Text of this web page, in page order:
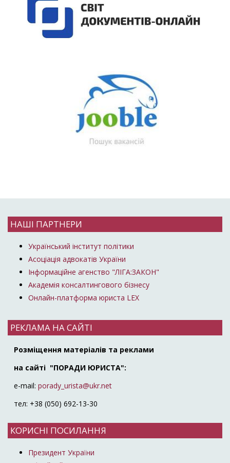
НАШІ ПАРТНЕРИ
Український інститут політики
Асоціація адвокатів України
Інформаційне агенство "ЛІГА:ЗАКОН"
Академія консалтингового бізнесу
Онлайн-платформа юриста LEX
РЕКЛАМА НА САЙТІ
Розміщення матеріалів та реклами
на сайті "ПОРАДИ ЮРИСТА":
e-mail: porady_urista@ukr.net
тел: +38 (050) 692-13-30
КОРИСНІ ПОСИЛАННЯ
Президент України